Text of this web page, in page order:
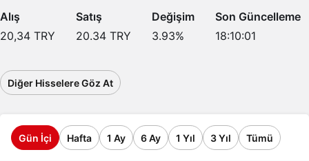
Alış
20,34 TRY
Satış
20.34 TRY
Değişim
3.93%
Son Güncelleme
18:10:01
Diğer Hisselere Göz At
Gün İçi Hafta 1 Ay 6 Ay 1 Yıl 3 Yıl Tümü